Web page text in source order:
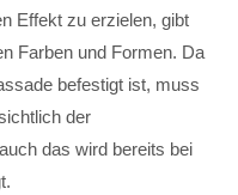
Effekt zu erzielen, gibt
Farben und Formen. Da
befestigt ist, muss
der
das wird bereits bei